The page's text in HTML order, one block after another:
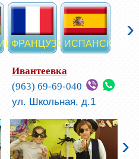
ФРАНЦУЗСКИЙИСПАНСКИЙ
›
Ивантеевка
(963) 69-69-040
ул. Школьная, д.1
›